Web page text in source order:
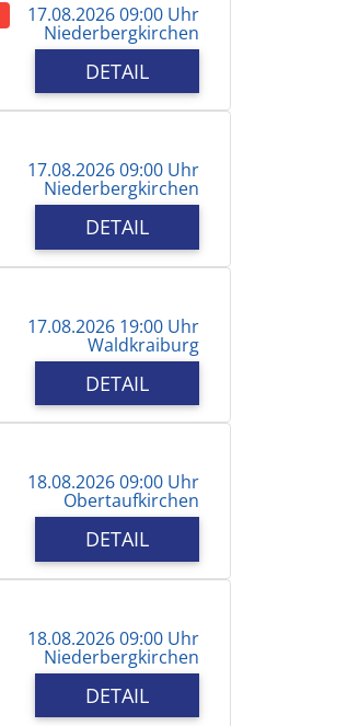
17.08.2026 09:00 Uhr
Niederbergkirchen
DETAIL
17.08.2026 09:00 Uhr
Niederbergkirchen
DETAIL
17.08.2026 19:00 Uhr
Waldkraiburg
DETAIL
18.08.2026 09:00 Uhr
Obertaufkirchen
DETAIL
18.08.2026 09:00 Uhr
Niederbergkirchen
DETAIL